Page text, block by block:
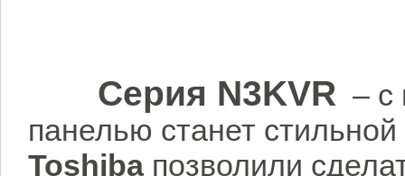
Серия N3KVR – с
панелью станет
Toshiba позволили